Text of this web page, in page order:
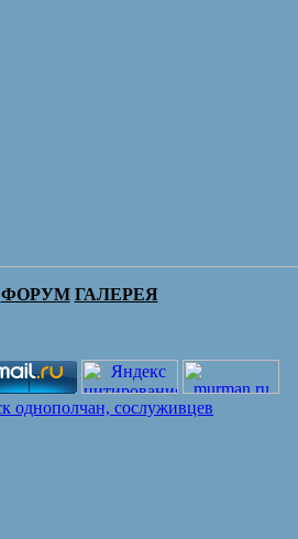
ФОРУМ ГАЛЕРЕЯ